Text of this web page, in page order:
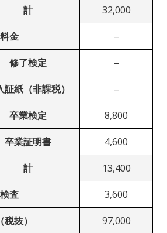
計 32,000
金 –
修了検定 –
証紙（非課税） –
卒業検定 8,800
卒業証明書 4,600
計 13,400
査 3,600
抜） 97,000